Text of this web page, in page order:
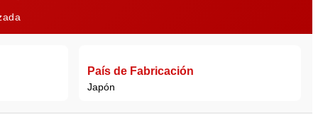
País de Fabricación
Japón